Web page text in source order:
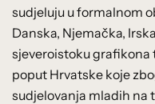
sudjeluju u formalnom
Danska, Njemačka,
sjeveroistoku grafikona
poput Hrvatske koje
sudjelovanja mladih na